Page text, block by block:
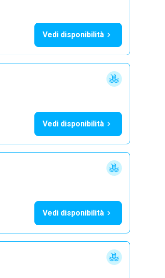
Vedi disponibilità
Vedi disponibilità
Vedi disponibilità